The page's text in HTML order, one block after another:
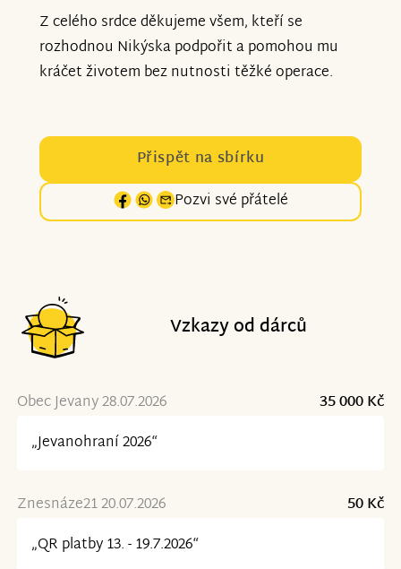
Z celého srdce děkujeme všem, kteří se
rozhodnou Nikýska podpořit a pomohou mu
kráčet životem bez nutnosti těžké operace.
Přispět na sbírku
Pozvi své přátelé
Vzkazy od dárců
Obec Jevany 28.07.2026
35 000 Kč
„Jevanohraní 2026“
Znesnáze21 20.07.2026
50 Kč
„QR platby 13. - 19.7.2026“